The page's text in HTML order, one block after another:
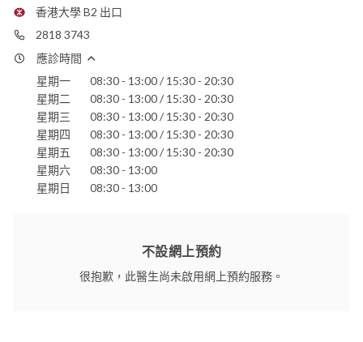
香港大學 B2 出口
2818 3743
應診時間
星期一
08:30 - 13:00 / 15:30 - 20:30
星期二
08:30 - 13:00 / 15:30 - 20:30
星期三
08:30 - 13:00 / 15:30 - 20:30
星期四
08:30 - 13:00 / 15:30 - 20:30
星期五
08:30 - 13:00 / 15:30 - 20:30
星期六
08:30 - 13:00
星期日
08:30 - 13:00
不設網上預約
很抱歉，此醫生尚未啟用網上預約服務。